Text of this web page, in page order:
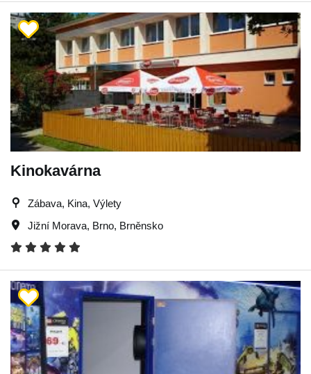
Kinokavárna
Zábava, Kina, Výlety
Jižní Morava, Brno, Brněnsko